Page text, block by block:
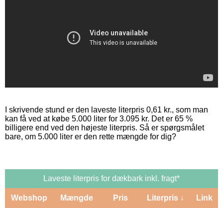
I skrivende stund er den laveste literpris 0,61 kr., som man
kan få ved at købe 5.000 liter for 3.095 kr. Det er 65 %
billigere end ved den højeste literpris. Så er spørgsmålet
bare, om 5.000 liter er den rette mængde for dig?
Laveste literpris for dækbark inkl. fragt*
Webshop Mængde Pris Literpris ↓ Link